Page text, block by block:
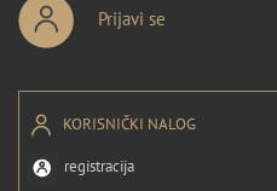
Prijavi se
KORISNIČKI NALOG
registracija